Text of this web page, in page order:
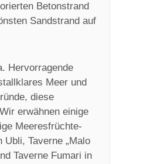
Betonstrand
Sandstrand auf
Hervorragende
Meer und
diese
erwähnen einige
Meeresfrüchte-
Ubli, Taverne „Malo
Taverne Fumari in